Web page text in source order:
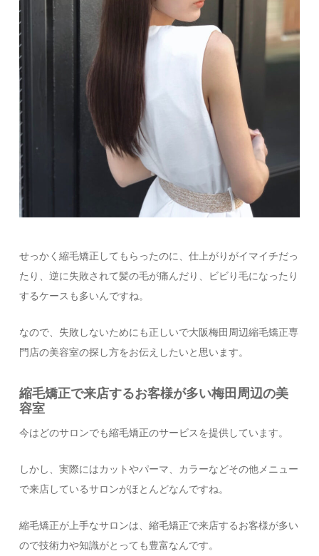
せっかく縮毛矯正してもらったのに、仕上がりがイマイチだっ
たり、逆に失敗されて髪の毛が痛んだり、ビビり毛になったり
するケースも多いんですね。
なので、失敗しないためにも正しいで大阪梅田周辺縮毛矯正専
門店の美容室の探し方をお伝えしたいと思います。
縮毛矯正で来店するお客様が多い梅田周辺の美
容室
今はどのサロンでも縮毛矯正のサービスを提供しています。
しかし、実際にはカットやパーマ、カラーなどその他メニュー
で来店しているサロンがほとんどなんですね。
縮毛矯正が上手なサロンは、縮毛矯正で来店するお客様が多い
ので技術力や知識がとっても豊富なんです。